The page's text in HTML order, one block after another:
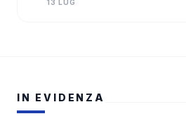
13 LUG
IN EVIDENZA